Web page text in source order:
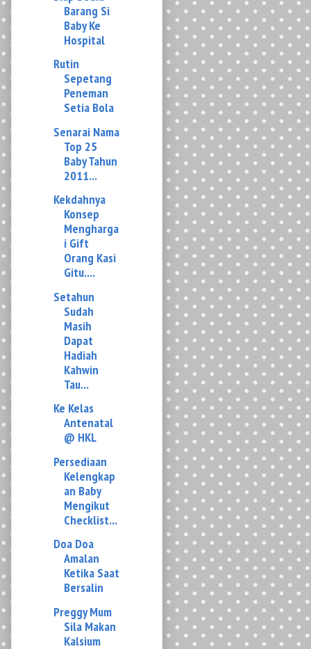
Rutin
Sepetang
Peneman
Senarai Nama
Top 25
Baby Tahun
Kekdahnya
Konsep
Mengharga
Orang Kasi
Gitu....
Setahun
Sudah
Masih
Hadiah
Kahwin
Tau...
Ke Kelas
Antenatal
@ HKL
Persediaan
Kelengkap
an Baby
Checklist...
Doa Doa
Amalan
Ketika Saat
Preggy Mum
Sila Makan
Kalsium
Baby Awal
January
Dalam